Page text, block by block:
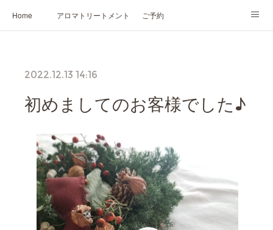
Home アロマトリートメント ご予約
プロフィール
2022.12.13 14:16
初めましてのお客様でした♪